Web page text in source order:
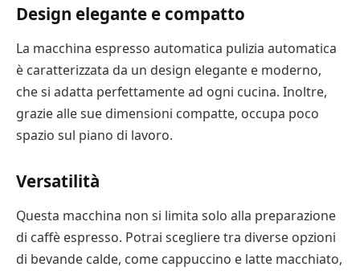
Design elegante e compatto
La macchina espresso automatica pulizia automatica
è caratterizzata da un design elegante e moderno,
che si adatta perfettamente ad ogni cucina. Inoltre,
grazie alle sue dimensioni compatte, occupa poco
spazio sul piano di lavoro.
Versatilità
Questa macchina non si limita solo alla preparazione
di caffè espresso. Potrai scegliere tra diverse opzioni
di bevande calde, come cappuccino e latte macchiato,